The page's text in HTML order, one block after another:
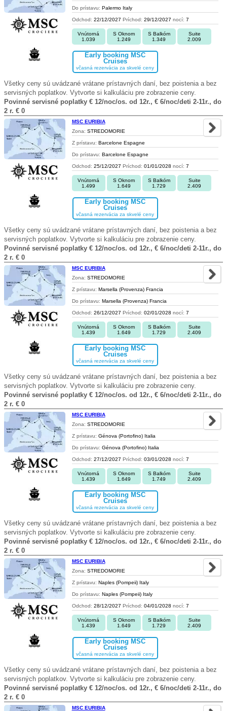
Do prístavu: Palermo Italy
Odchod: 22/12/2027 Príchod: 29/12/2027 nocí: 7
Vnútorná
1.039
S Oknom
1.249
S Balkóm
1.349
Suite
2.009
Early booking MSC
Cruises
včasná rezervácia za skvelé ceny
Všetky ceny sú uvádzané vrátane prístavných daní, bez poistenia a bez
servisných poplatkov. Vytvorte si kalkuláciu pre zobrazenie ceny.
Povinné servisné poplatky € 12/noc/os. od 12r., € 6/noc/deti 2-11r., do
2 r. € 0
MSC EURIBIA
Zona: STREDOMORIE
Z prístavu: Barcelone Espagne
Do prístavu: Barcelone Espagne
Odchod: 25/12/2027 Príchod: 01/01/2028 nocí: 7
Vnútorná
1.499
S Oknom
1.649
S Balkóm
1.729
Suite
2.409
Early booking MSC
Cruises
včasná rezervácia za skvelé ceny
Všetky ceny sú uvádzané vrátane prístavných daní, bez poistenia a bez
servisných poplatkov. Vytvorte si kalkuláciu pre zobrazenie ceny.
Povinné servisné poplatky € 12/noc/os. od 12r., € 6/noc/deti 2-11r., do
2 r. € 0
MSC EURIBIA
Zona: STREDOMORIE
Z prístavu: Marsella (Provenza) Francia
Do prístavu: Marsella (Provenza) Francia
Odchod: 26/12/2027 Príchod: 02/01/2028 nocí: 7
Vnútorná
1.439
S Oknom
1.649
S Balkóm
1.729
Suite
2.409
Early booking MSC
Cruises
včasná rezervácia za skvelé ceny
Všetky ceny sú uvádzané vrátane prístavných daní, bez poistenia a bez
servisných poplatkov. Vytvorte si kalkuláciu pre zobrazenie ceny.
Povinné servisné poplatky € 12/noc/os. od 12r., € 6/noc/deti 2-11r., do
2 r. € 0
MSC EURIBIA
Zona: STREDOMORIE
Z prístavu: Génova (Portofino) Italia
Do prístavu: Génova (Portofino) Italia
Odchod: 27/12/2027 Príchod: 03/01/2028 nocí: 7
Vnútorná
1.439
S Oknom
1.649
S Balkóm
1.749
Suite
2.409
Early booking MSC
Cruises
včasná rezervácia za skvelé ceny
Všetky ceny sú uvádzané vrátane prístavných daní, bez poistenia a bez
servisných poplatkov. Vytvorte si kalkuláciu pre zobrazenie ceny.
Povinné servisné poplatky € 12/noc/os. od 12r., € 6/noc/deti 2-11r., do
2 r. € 0
MSC EURIBIA
Zona: STREDOMORIE
Z prístavu: Naples (Pompeii) Italy
Do prístavu: Naples (Pompeii) Italy
Odchod: 28/12/2027 Príchod: 04/01/2028 nocí: 7
Vnútorná
1.439
S Oknom
1.649
S Balkóm
1.729
Suite
2.409
Early booking MSC
Cruises
včasná rezervácia za skvelé ceny
Všetky ceny sú uvádzané vrátane prístavných daní, bez poistenia a bez
servisných poplatkov. Vytvorte si kalkuláciu pre zobrazenie ceny.
Povinné servisné poplatky € 12/noc/os. od 12r., € 6/noc/deti 2-11r., do
2 r. € 0
MSC EURIBIA